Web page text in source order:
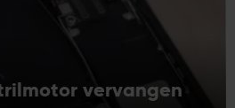
vervangen